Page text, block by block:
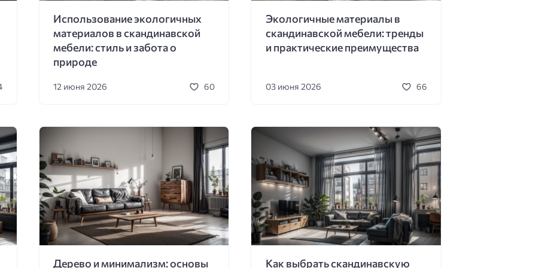
Использование экологичных
материалов в скандинавской
мебели: стиль и забота о
природе
12 июня 2026 60
Экологичные материалы в
скандинавской мебели: тренды
и практические преимущества
03 июня 2026 66
Дерево и минимализм: основы Как выбрать скандинавскую